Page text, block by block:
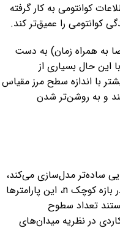
کوانتومی به کار گرفته
کوانتومی را عمیق‌تر کند.
به همراه زمان) به دست
این حال بسیاری از
با اندازه سطح مرز مقیاس
و به روشن‌تر شدن
ساده‌تر مدل‌سازی می‌کند،
اما پارامتر‌های انتخاب‌شده به گونه‌ای هستند که ویژگی‌های اصلی فیزیک را حفظ می‌کنند. در بازه کوچک n، این پارامتر‌ها
تعداد سطوح
در نظریه میدان‌های